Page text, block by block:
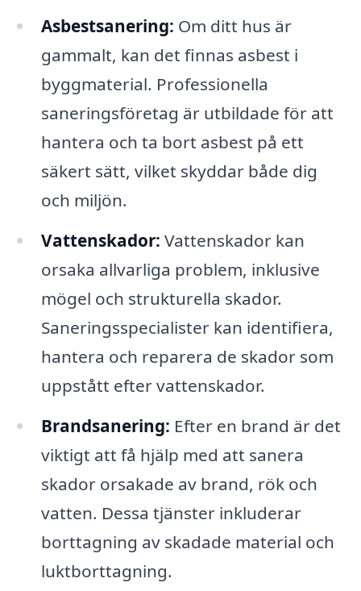
Asbestsanering: Om ditt hus är
gammalt, kan det finnas asbest i
byggmaterial. Professionella
saneringsföretag är utbildade för att
hantera och ta bort asbest på ett
säkert sätt, vilket skyddar både dig
och miljön.
Vattenskador: Vattenskador kan
orsaka allvarliga problem, inklusive
mögel och strukturella skador.
Saneringsspecialister kan identifiera,
hantera och reparera de skador som
uppstått efter vattenskador.
Brandsanering: Efter en brand är det
viktigt att få hjälp med att sanera
skador orsakade av brand, rök och
vatten. Dessa tjänster inkluderar
borttagning av skadade material och
luktborttagning.